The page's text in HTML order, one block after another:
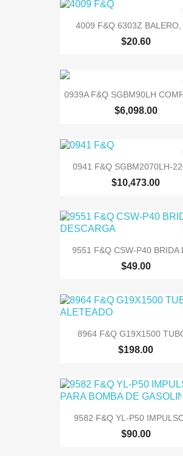
4009 F&Q 6303Z BALERO,
$20.60
0939A F&Q SGBM90LH
$6,098.00
0941 F&Q SGBM2070LH-
$10,473.00
9551 F&Q CSW-P40 BRIDA
$49.00
8964 F&Q G19X1500
$198.00
9582 F&Q YL-P50
$90.00